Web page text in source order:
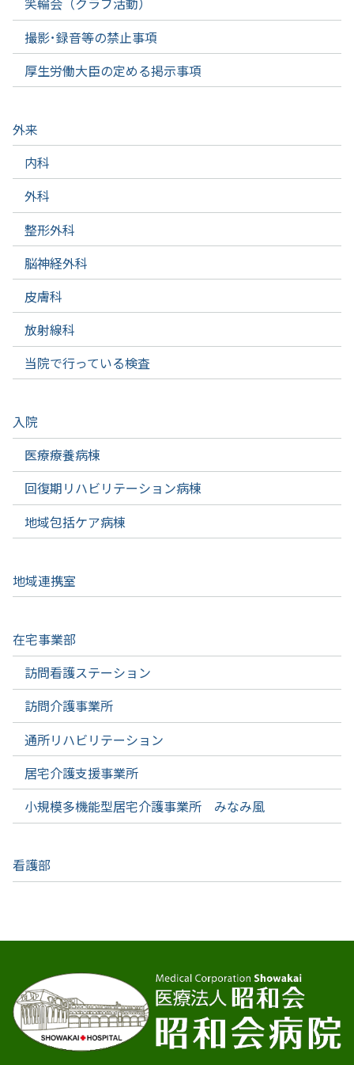
撮影･録音等の禁止事項
厚生労働大臣の定める掲示事項
外来
内科
外科
整形外科
脳神経外科
皮膚科
放射線科
当院で行っている検査
入院
医療療養病棟
回復期リハビリテーション病棟
地域包括ケア病棟
地域連携室
在宅事業部
訪問看護ステーション
訪問介護事業所
通所リハビリテーション
居宅介護支援事業所
小規模多機能型居宅介護事業所 みなみ風
看護部